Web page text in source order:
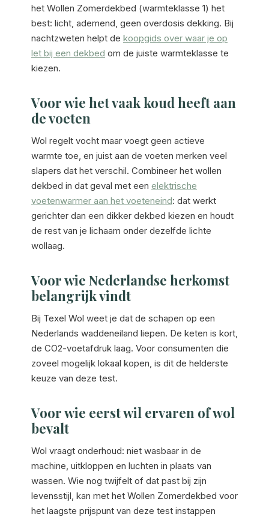
het Wollen Zomerdekbed (warmteklasse 1) het
best: licht, ademend, geen overdosis dekking. Bij
nachtzweten helpt de koopgids over waar je op
let bij een dekbed om de juiste warmteklasse te
kiezen.
Voor wie het vaak koud heeft aan
de voeten
Wol regelt vocht maar voegt geen actieve
warmte toe, en juist aan de voeten merken veel
slapers dat het verschil. Combineer het wollen
dekbed in dat geval met een elektrische
voetenwarmer aan het voeteneind: dat werkt
gerichter dan een dikker dekbed kiezen en houdt
de rest van je lichaam onder dezelfde lichte
wollaag.
Voor wie Nederlandse herkomst
belangrijk vindt
Bij Texel Wol weet je dat de schapen op een
Nederlands waddeneiland liepen. De keten is kort,
de CO2-voetafdruk laag. Voor consumenten die
zoveel mogelijk lokaal kopen, is dit de helderste
keuze van deze test.
Voor wie eerst wil ervaren of wol
bevalt
Wol vraagt onderhoud: niet wasbaar in de
machine, uitkloppen en luchten in plaats van
wassen. Wie nog twijfelt of dat past bij zijn
levensstijl, kan met het Wollen Zomerdekbed voor
het laagste prijspunt van deze test instappen